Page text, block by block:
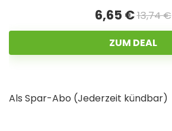
6,65 €13,74 €
ZUM DEAL
Als Spar-Abo (Jederzeit kündbar)